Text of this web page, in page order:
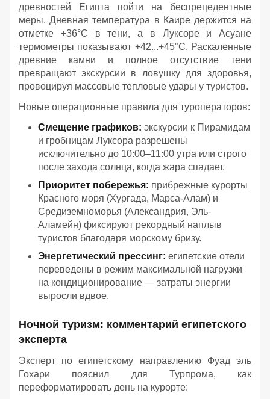
древностей Египта пойти на беспрецедентные
меры. Дневная температура в Каире держится на
отметке +36°C в тени, а в Луксоре и Асуане
термометры показывают +42...+45°C. Раскаленные
древние камни и полное отсутствие тени
превращают экскурсии в ловушку для здоровья,
провоцируя массовые тепловые удары у туристов.
Новые операционные правила для туроператоров:
Смещение графиков: экскурсии к Пирамидам
и гробницам Луксора разрешены
исключительно до 10:00–11:00 утра или строго
после захода солнца, когда жара спадает.
Приоритет побережья: прибрежные курорты
Красного моря (Хургада, Марса-Алам) и
Средиземноморья (Александрия, Эль-
Аламейн) фиксируют рекордный наплыв
туристов благодаря морскому бризу.
Энергетический прессинг: египетские отели
переведены в режим максимальной нагрузки
на кондиционирование — затраты энергии
выросли вдвое.
Ночной туризм: комментарий египетского
эксперта
Эксперт по египетскому направлению Фуад эль
Гохари пояснил для Турпрома, как
переформатировать день на курорте: